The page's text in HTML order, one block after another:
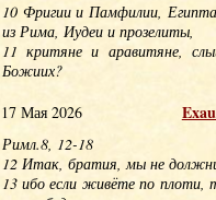
10 Фригии и Памфилии,
из Рима, Иудеи и прозелиты,
11 критяне и аравитяне,
Божиих?
17 Мая 2026
Римл.8, 12-18
12 Итак, братия, мы не
13 ибо если живёте по плоти,